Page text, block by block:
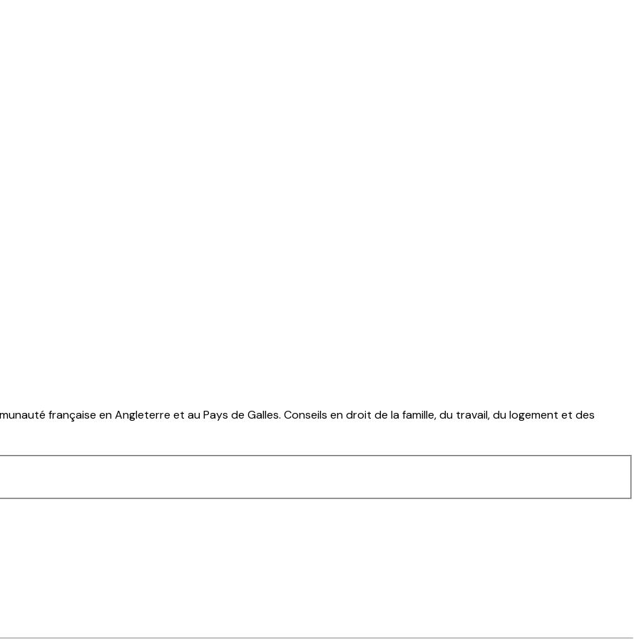
française en Angleterre et au Pays de Galles. Conseils en droit de la famille, du travail, du logement et des